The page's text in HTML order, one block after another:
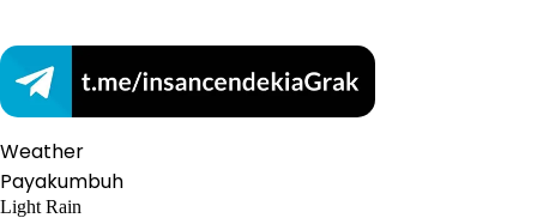
Weather
Payakumbuh
Light Rain